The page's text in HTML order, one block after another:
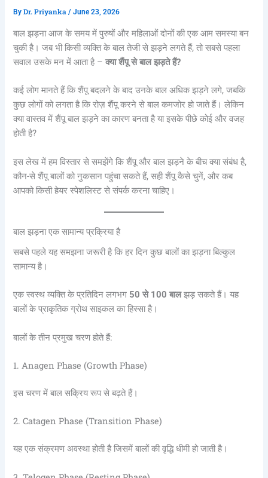
ByDr. Priyanka/June 23, 2026
बाल झड़ना आज के समय में पुरुषों और महिलाओं दोनों की एक आम समस्या बन
चुकी है। जब भी किसी व्यक्ति के बाल तेजी से झड़ने लगते हैं, तो सबसे पहला
सवाल उसके मन में आता है –क्या शैंपू से बाल झड़ते हैं?
कई लोग मानते हैं कि शैंपू बदलने के बाद उनके बाल अधिक झड़ने लगे, जबकि
कुछ लोगों को लगता है कि रोज़ शैंपू करने से बाल कमजोर हो जाते हैं। लेकिन
क्या वास्तव में शैंपू बाल झड़ने का कारण बनता है या इसके पीछे कोई और वजह
होती है?
इस लेख में हम विस्तार से समझेंगे कि शैंपू और बाल झड़ने के बीच क्या संबंध है,
कौन-से शैंपू बालों को नुकसान पहुंचा सकते हैं, सही शैंपू कैसे चुनें, और कब
आपको किसी हेयर स्पेशलिस्ट से संपर्क करना चाहिए।
बाल झड़ना एक सामान्य प्रक्रिया है
सबसे पहले यह समझना जरूरी है कि हर दिन कुछ बालों का झड़ना बिल्कुल
सामान्य है।
एक स्वस्थ व्यक्ति के प्रतिदिन लगभग 50 से 100 बालझड़ सकते हैं। यह
बालों के प्राकृतिक ग्रोथ साइकल का हिस्सा है।
बालों के तीन प्रमुख चरण होते हैं:
1. Anagen Phase (Growth Phase)
इस चरण में बाल सक्रिय रूप से बढ़ते हैं।
2. Catagen Phase (Transition Phase)
यह एक संक्रमण अवस्था होती है जिसमें बालों की वृद्धि धीमी हो जाती है।